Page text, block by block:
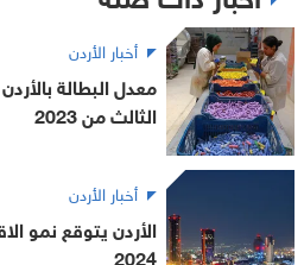
أخبار الأردن
الثالث من 2023
أخبار الأردن
2024